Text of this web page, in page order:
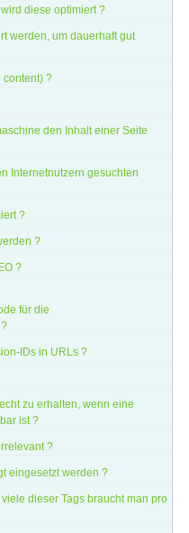
diese optimiert ?
werden, um dauerhaft gut
content) ?
den Inhalt einer Seite
Internetnutzern gesuchten
?
?
?
für die
IDs in URLs ?
zu erhalten, wenn eine
ist ?
?
eingesetzt werden ?
dieser Tags braucht man pro